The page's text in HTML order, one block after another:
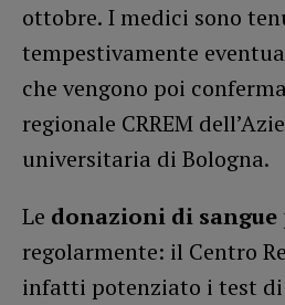
ottobre. I medici sono
tempestivamente
che vengono poi
regionale CRREM
universitaria di Bologna.
Le donazioni di sangue
regolarmente: il Centro
infatti potenziato i test